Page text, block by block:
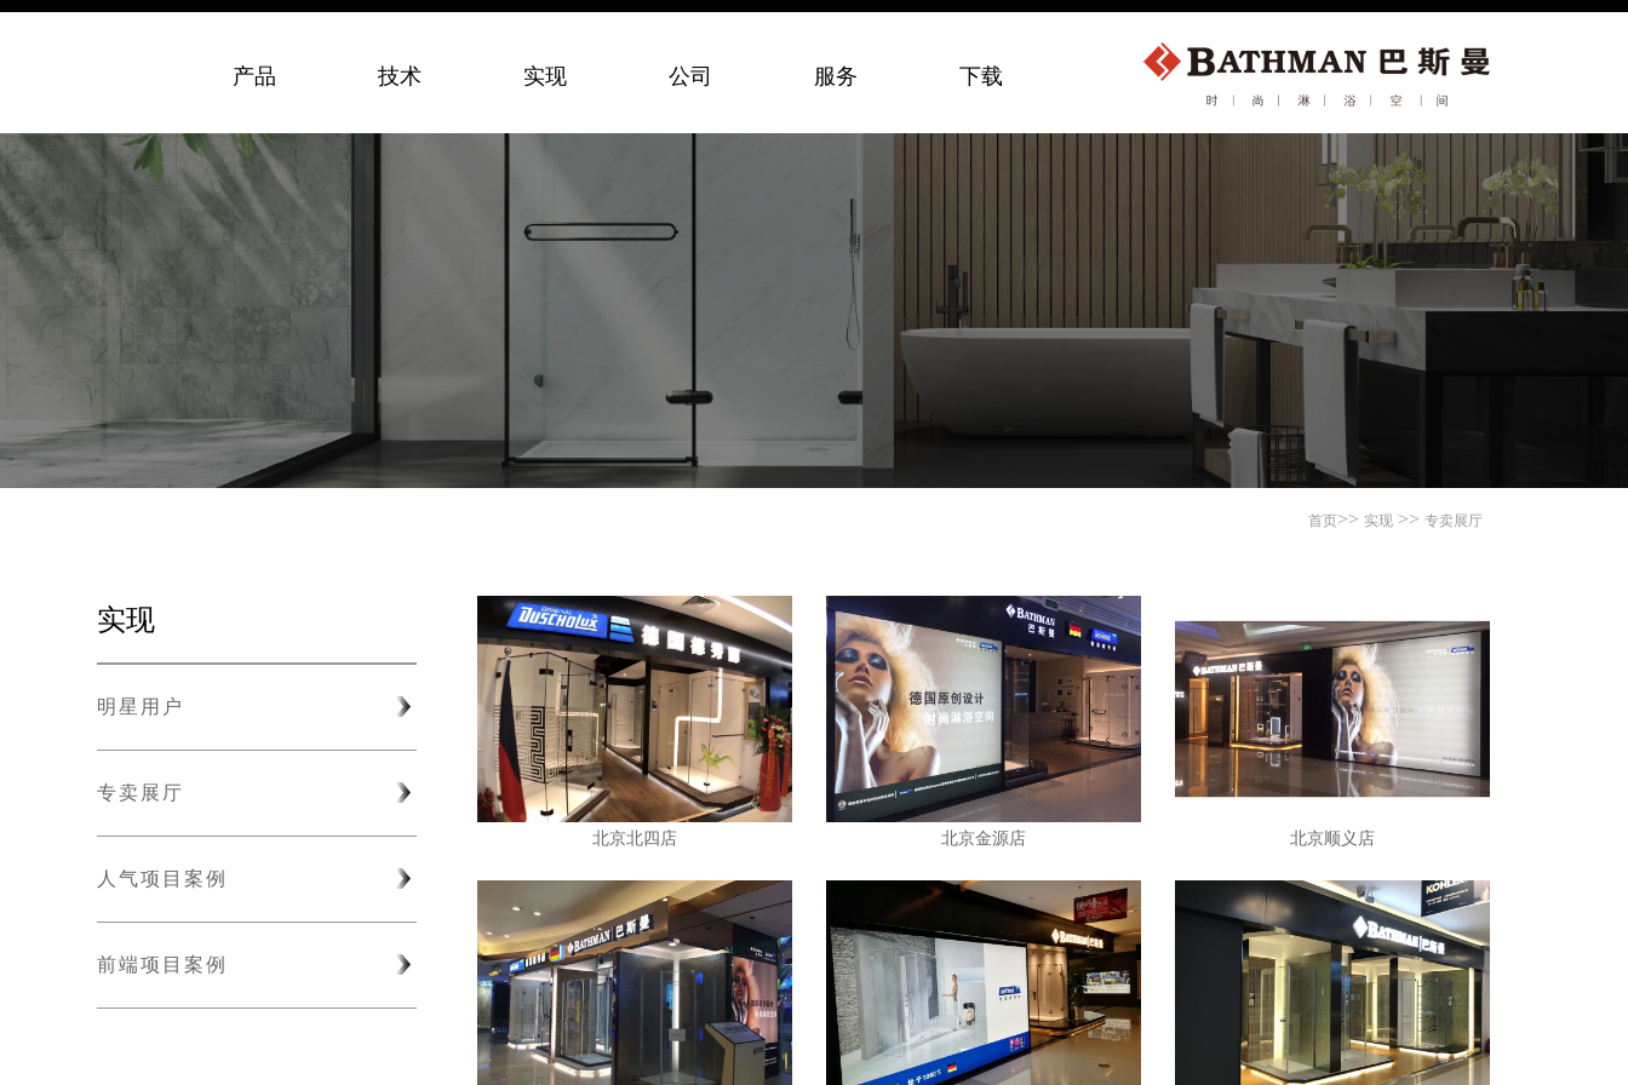
产品 技术 实现 公司 服务 下载
首页>> 实现 >> 专卖展厅
实现
明星用户
专卖展厅
人气项目案例
前端项目案例
北京北四店 北京金源店 北京顺义店